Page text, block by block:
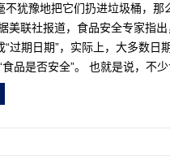
不犹豫地把它们扔进垃圾桶，那
美联社报道，食品安全专家指
“过期日期”，实际上，大多数日
食品是否安全”。 也就是说，不